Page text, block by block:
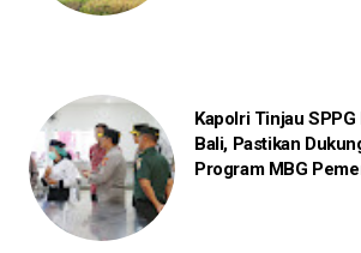
Kapolri Tinjau SPPG
Bali, Pastikan
Program MBG